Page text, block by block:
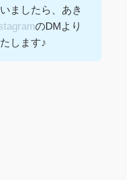
ましたら、あき
のDMより
します♪